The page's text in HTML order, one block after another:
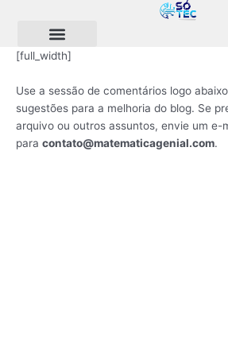
conteúdo
[full_width]
Use a sessão de comentários logo
sugestões para a melhoria do blog. Se
arquivo ou outros assuntos, envie um e-
para contato@matematicagenial.com.